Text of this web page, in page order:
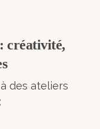
créativité,
des ateliers